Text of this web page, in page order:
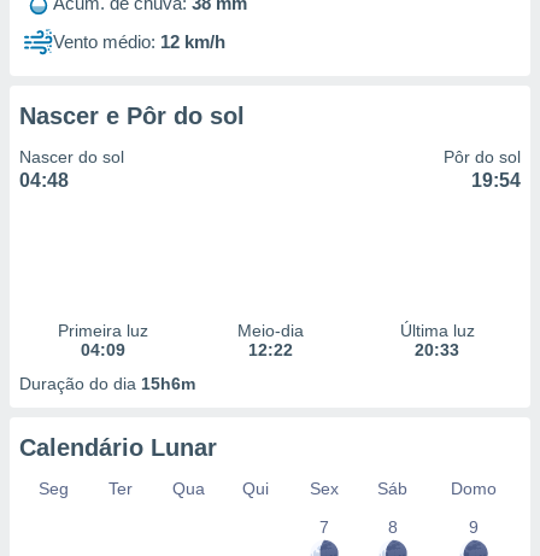
Vento médio: 12 km/h
Nascer e Pôr do sol
Nascer do sol
04:48
Pôr do sol
19:54
Primeira luz
04:09
Meio-dia
12:22
Última luz
20:33
Duração do dia 15h6m
Calendário Lunar
Seg Ter Qua Qui Sex Sáb
Domo
7
8 9